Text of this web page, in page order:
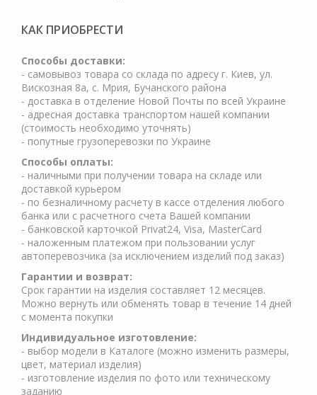
КАК ПРИОБРЕСТИ
Cпособы доставки:
- самовывоз товара со склада по адресу г. Киев, ул.
Вискозная 8а, с. Мрия, Бучанского района
- доставка в отделение Новой Почты по всей Украине
- адресная доставка транспортом нашей компании
(стоимость необходимо уточнять)
- попутные грузоперевозки по Украине
Способы оплаты:
- наличными при получении товара на складе или
доставкой курьером
- по безналичному расчету в кассе отделения любого
банка или с расчетного счета Вашей компании
- банковской карточкой Privat24, Visa, MasterCard
- наложенным платежом при пользовании услуг
автоперевозчика (за исключением изделий под заказ)
Гарантии и возврат:
Срок гарантии на изделия составляет 12 месяцев.
Можно вернуть или обменять товар в течение 14 дней
с момента покупки
Индивидуальное изготовление:
- выбор модели в Каталоге (можно изменить размеры,
цвет, материал изделия)
- изготовление изделия по фото или техническому
заданию